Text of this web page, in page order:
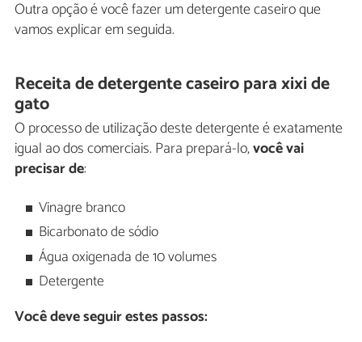
Outra opção é você fazer um detergente caseiro que
vamos explicar em seguida.
Receita de detergente caseiro para xixi de
gato
O processo de utilização deste detergente é exatamente
igual ao dos comerciais. Para prepará-lo,você vai
precisar de:
Vinagre branco
Bicarbonato de sódio
Água oxigenada de 10 volumes
Detergente
Você deve seguir estes passos: